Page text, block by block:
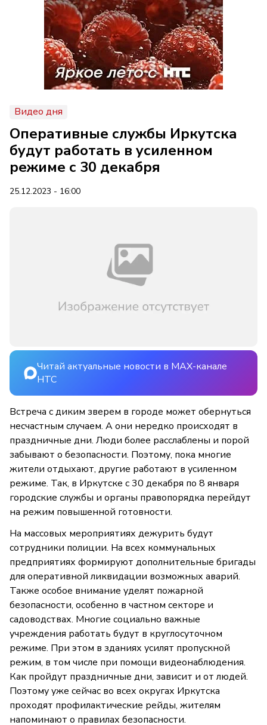
Видео дня
Оперативные службы Иркутска
будут работать в усиленном
режиме с 30 декабря
25.12.2023 - 16:00
Читай актуальные новости в MAX-канале
НТС
Встреча с диким зверем в городе может обернуться
несчастным случаем. А они нередко происходят в
праздничные дни. Люди более расслаблены и порой
забывают о безопасности. Поэтому, пока многие
жители отдыхают, другие работают в усиленном
режиме. Так, в Иркутске с 30 декабря по 8 января
городские службы и органы правопорядка перейдут
на режим повышенной готовности.
На массовых мероприятиях дежурить будут
сотрудники полиции. На всех коммунальных
предприятиях формируют дополнительные бригады
для оперативной ликвидации возможных аварий.
Также особое внимание уделят пожарной
безопасности, особенно в частном секторе и
садоводствах. Многие социально важные
учреждения работать будут в круглосуточном
режиме. При этом в зданиях усилят пропускной
режим, в том числе при помощи видеонаблюдения.
Как пройдут праздничные дни, зависит и от людей.
Поэтому уже сейчас во всех округах Иркутска
проходят профилактические рейды, жителям
напоминают о правилах безопасности.